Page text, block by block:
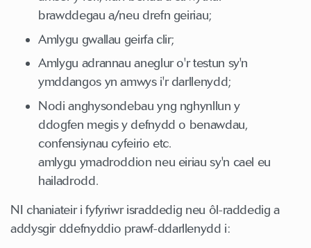
brawddegau a/neu drefn geiriau;
Amlygu gwallau geirfa clir;
Amlygu adrannau aneglur o'r testun sy'n
ymddangos yn amwys i'r darllenydd;
Nodi anghysondebau yng nghynllun y
ddogfen megis y defnydd o benawdau,
confensiynau cyfeirio etc.
amlygu ymadroddion neu eiriau sy'n cael eu
hailadrodd.
NI chaniateir i fyfyriwr israddedig neu ôl-raddedig a
addysgir ddefnyddio prawf-ddarllenydd i: